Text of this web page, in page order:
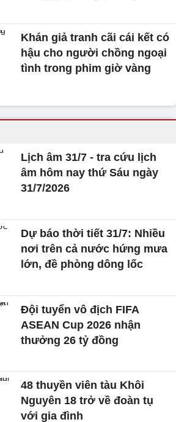
Khán giả tranh cãi cái kết có
hậu cho người chồng ngoại
tình trong phim giờ vàng
Lịch âm 31/7 - tra cứu lịch
âm hôm nay thứ Sáu ngày
31/7/2026
Dự báo thời tiết 31/7: Nhiều
nơi trên cả nước hứng mưa
lớn, đề phòng dông lốc
Đội tuyển vô địch FIFA
ASEAN Cup 2026 nhận
thưởng 26 tỷ đồng
48 thuyền viên tàu Khôi
Nguyên 18 trở về đoàn tụ
với gia đình